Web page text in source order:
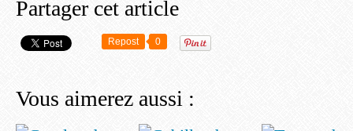
Partager cet article
Repost 0
Vous aimerez aussi :